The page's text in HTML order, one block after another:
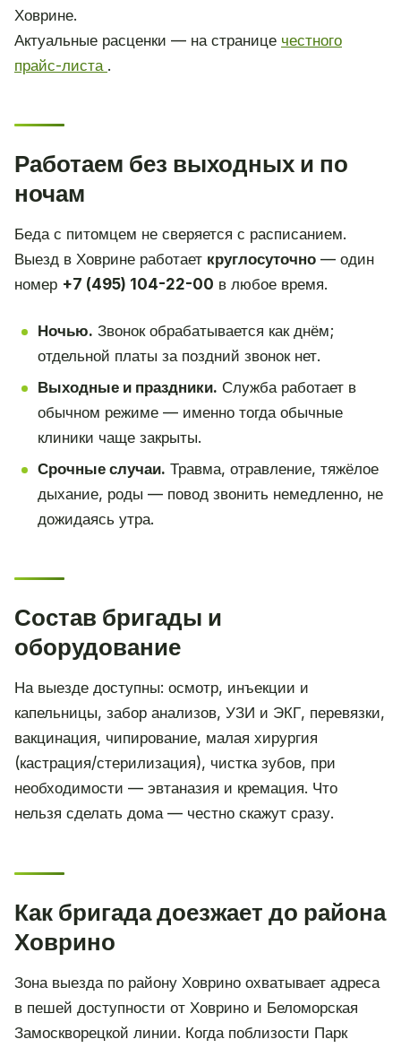
Ховрине.
Актуальные расценки — на странице честного
прайс-листа .
Работаем без выходных и по
ночам
Беда с питомцем не сверяется с расписанием.
Выезд в Ховрине работает круглосуточно — один
номер +7 (495) 104-22-00 в любое время.
Ночью. Звонок обрабатывается как днём;
отдельной платы за поздний звонок нет.
Выходные и праздники. Служба работает в
обычном режиме — именно тогда обычные
клиники чаще закрыты.
Срочные случаи. Травма, отравление, тяжёлое
дыхание, роды — повод звонить немедленно, не
дожидаясь утра.
Состав бригады и
оборудование
На выезде доступны: осмотр, инъекции и
капельницы, забор анализов, УЗИ и ЭКГ, перевязки,
вакцинация, чипирование, малая хирургия
(кастрация/стерилизация), чистка зубов, при
необходимости — эвтаназия и кремация. Что
нельзя сделать дома — честно скажут сразу.
Как бригада доезжает до района
Ховрино
Зона выезда по району Ховрино охватывает адреса
в пешей доступности от Ховрино и Беломорская
Замоскворецкой линии. Когда поблизости Парк